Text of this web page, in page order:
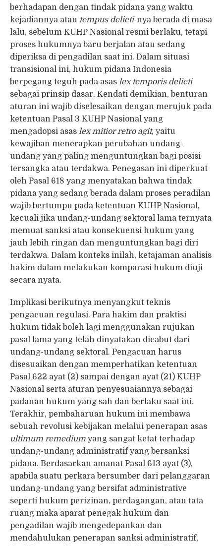
berhadapan dengan tindak pidana yang waktu
kejadiannya atau tempus delicti-nya berada di masa
lalu, sebelum KUHP Nasional resmi berlaku, tetapi
proses hukumnya baru berjalan atau sedang
diperiksa di pengadilan saat ini. Dalam situasi
transisional ini, hukum pidana Indonesia
berpegang teguh pada asas lex temporis delicti
sebagai prinsip dasar. Kendati demikian, benturan
aturan ini wajib diselesaikan dengan merujuk pada
ketentuan Pasal 3 KUHP Nasional yang
mengadopsi asas lex mitior retro agit, yaitu
kewajiban menerapkan perubahan undang-
undang yang paling menguntungkan bagi posisi
tersangka atau terdakwa. Penegasan ini diperkuat
oleh Pasal 618 yang menyatakan bahwa tindak
pidana yang sedang berada dalam proses peradilan
wajib bertumpu pada ketentuan KUHP Nasional,
kecuali jika undang-undang sektoral lama ternyata
memuat sanksi atau konsekuensi hukum yang
jauh lebih ringan dan menguntungkan bagi diri
terdakwa. Dalam konteks inilah, ketajaman analisis
hakim dalam melakukan komparasi hukum diuji
secara nyata.
Implikasi berikutnya menyangkut teknis
pengacuan regulasi. Para hakim dan praktisi
hukum tidak boleh lagi menggunakan rujukan
pasal lama yang telah dinyatakan dicabut dari
undang-undang sektoral. Pengacuan harus
disesuaikan dengan memperhatikan ketentuan
Pasal 622 ayat (2) sampai dengan ayat (21) KUHP
Nasional serta aturan penyesuaiannya sebagai
padanan hukum yang sah dan berlaku saat ini.
Terakhir, pembaharuan hukum ini membawa
sebuah revolusi kebijakan melalui penerapan asas
ultimum remedium yang sangat ketat terhadap
undang-undang administratif yang bersanksi
pidana. Berdasarkan amanat Pasal 613 ayat (3),
apabila suatu perkara bersumber dari pelanggaran
undang-undang yang bersifat administrative
seperti hukum perizinan, perdagangan, atau tata
ruang maka aparat penegak hukum dan
pengadilan wajib mengedepankan dan
mendahulukan penerapan sanksi administratif,